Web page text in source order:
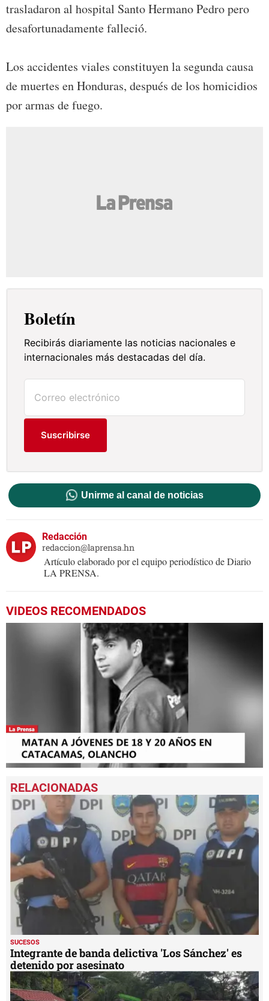
trasladaron al hospital Santo Hermano Pedro pero
desafortunadamente falleció.
Los accidentes viales constituyen la segunda causa
de muertes en Honduras, después de los homicidios
por armas de fuego.
Boletín
Recibirás diariamente las noticias nacionales e
internacionales más destacadas del día.
Suscribirse
Unirme al canal de noticias
Redacción
redaccion@laprensa.hn
Artículo elaborado por el equipo periodístico de Diario
LA PRENSA.
VIDEOS RECOMENDADOS
seconds
of
56
seconds
SUCESOS
Integrante de banda delictiva 'Los Sánchez' es
detenido por asesinato